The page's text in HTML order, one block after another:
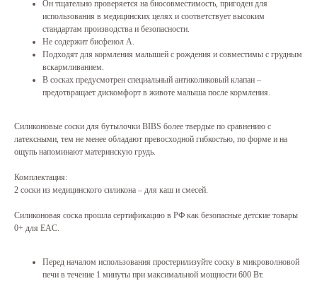
Он тщательно проверяется на биосовместимость, пригоден для
использования в медицинских целях и соответствует высоким
стандартам производства и безопасности.
Не содержит бисфенол А.
Подходят для кормления малышей с рождения и совместимы с грудным
вскармливанием.
В сосках предусмотрен специальный антиколиковый клапан –
предотвращает дискомфорт в животе малыша после кормления.
Силиконовые соски для бутылочки BIBS более твердые по сравнению с
латексными, тем не менее обладают превосходной гибкостью, по форме и на
ощупь напоминают материнскую грудь.
Комплектация:
2 соски из медицинского силикона – для каш и смесей.
Силиконовая соска прошла сертификацию в РФ как безопасные детские товары
0+ для EAC.
Перед началом использования простерилизуйте соску в микроволновой
печи в течение 1 минуты при максимальной мощности 600 Вт.